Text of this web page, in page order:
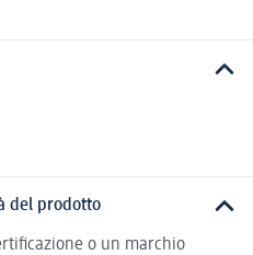
del prodotto
o un marchio